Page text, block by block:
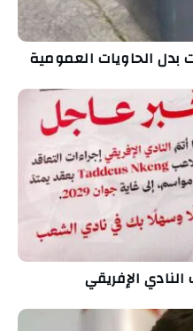
الحاويات العمومية
الإفريقي